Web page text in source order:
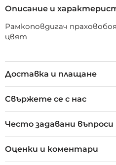
Описание и
Рамкоповдигач
цвят
Доставка и плащане
Свържете се с нас
Често задавани въпроси
Оценки и коментари